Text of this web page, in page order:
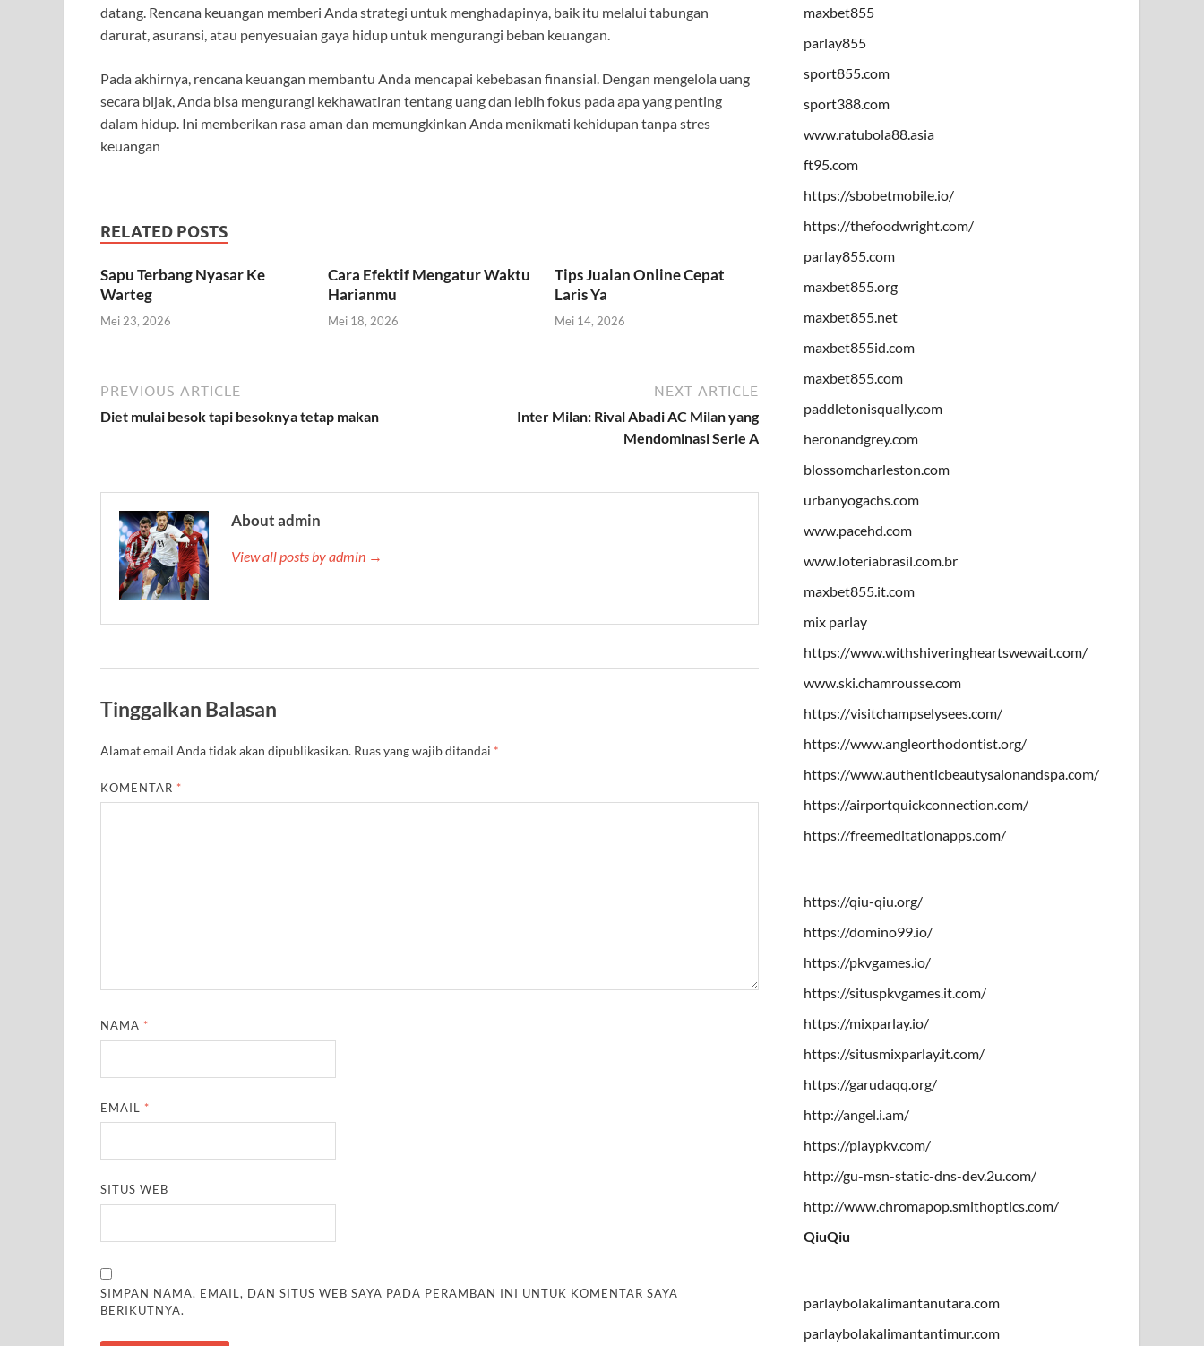
datang. Rencana keuangan memberi Anda strategi untuk menghadapinya, baik itu melalui tabungan
darurat, asuransi, atau penyesuaian gaya hidup untuk mengurangi beban keuangan.
Pada akhirnya, rencana keuangan membantu Anda mencapai kebebasan finansial. Dengan mengelola uang
secara bijak, Anda bisa mengurangi kekhawatiran tentang uang dan lebih fokus pada apa yang penting
dalam hidup. Ini memberikan rasa aman dan memungkinkan Anda menikmati kehidupan tanpa stres
keuangan
RELATED POSTS
Sapu Terbang Nyasar Ke
Warteg
Mei 23, 2026
Cara Efektif Mengatur Waktu
Harianmu
Mei 18, 2026
Tips Jualan Online Cepat
Laris Ya
Mei 14, 2026
PREVIOUS ARTICLE
Diet mulai besok tapi besoknya tetap makan
NEXT ARTICLE
Inter Milan: Rival Abadi AC Milan yang
Mendominasi Serie A
About admin
View all posts by admin →
Tinggalkan Balasan
Alamat email Anda tidak akan dipublikasikan. Ruas yang wajib ditandai *
KOMENTAR *
NAMA *
EMAIL *
SITUS WEB
SIMPAN NAMA, EMAIL, DAN SITUS WEB SAYA PADA PERAMBAN INI UNTUK KOMENTAR SAYA
BERIKUTNYA.
maxbet855
parlay855
sport855.com
sport388.com
www.ratubola88.asia
ft95.com
https://sbobetmobile.io/
https://thefoodwright.com/
parlay855.com
maxbet855.org
maxbet855.net
maxbet855id.com
maxbet855.com
paddletonisqually.com
heronandgrey.com
blossomcharleston.com
urbanyogachs.com
www.pacehd.com
www.loteriabrasil.com.br
maxbet855.it.com
mix parlay
https://www.withshiveringheartswewait.com/
www.ski.chamrousse.com
https://visitchampselysees.com/
https://www.angleorthodontist.org/
https://www.authenticbeautysalonandspa.com/
https://airportquickconnection.com/
https://freemeditationapps.com/
https://qiu-qiu.org/
https://domino99.io/
https://pkvgames.io/
https://situspkvgames.it.com/
https://mixparlay.io/
https://situsmixparlay.it.com/
https://garudaqq.org/
http://angel.i.am/
https://playpkv.com/
http://gu-msn-static-dns-dev.2u.com/
http://www.chromapop.smithoptics.com/
QiuQiu
parlaybolakalimantanutara.com
parlaybolakalimantantimur.com